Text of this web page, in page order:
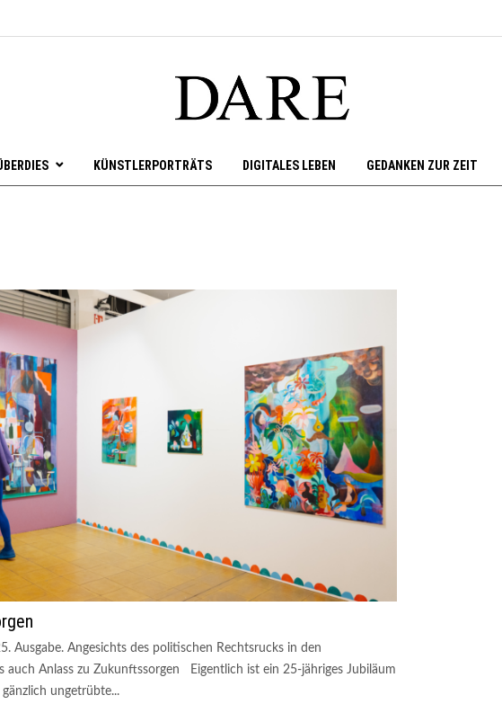
KÜNSTLERPORTRÄTS DIGITALES LEBEN GEDANKEN ZUR ZEIT
Ausgabe. Angesichts des politischen Rechtsrucks in den
auch Anlass zu Zukunftssorgen Eigentlich ist ein 25-jähriges Jubiläum
ungetrübte...